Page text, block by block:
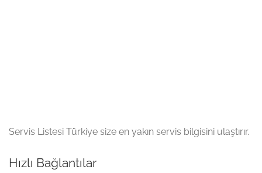
Servis Listesi Türkiye size en yakın servis bilgisini ulaştırır.
Hızlı Bağlantılar